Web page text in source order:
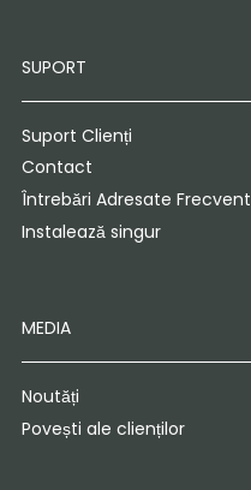
SUPORT
Suport Clienți
Contact
Întrebări Adresate Frecvent
Instalează singur
MEDIA
Noutăți
Povești ale clienților